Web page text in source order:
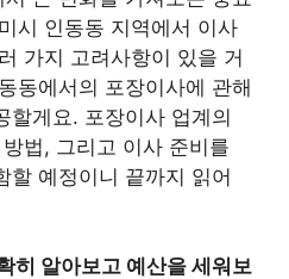
시 인동동 지역에서 이사
가지 고려사항이 있을 거
동에서의 포장이사에 관해
할게요. 포장이사 업계의
법, 그리고 이사 준비를
할 예정이니 끝까지 읽어
히 알아보고 예산을 세워보